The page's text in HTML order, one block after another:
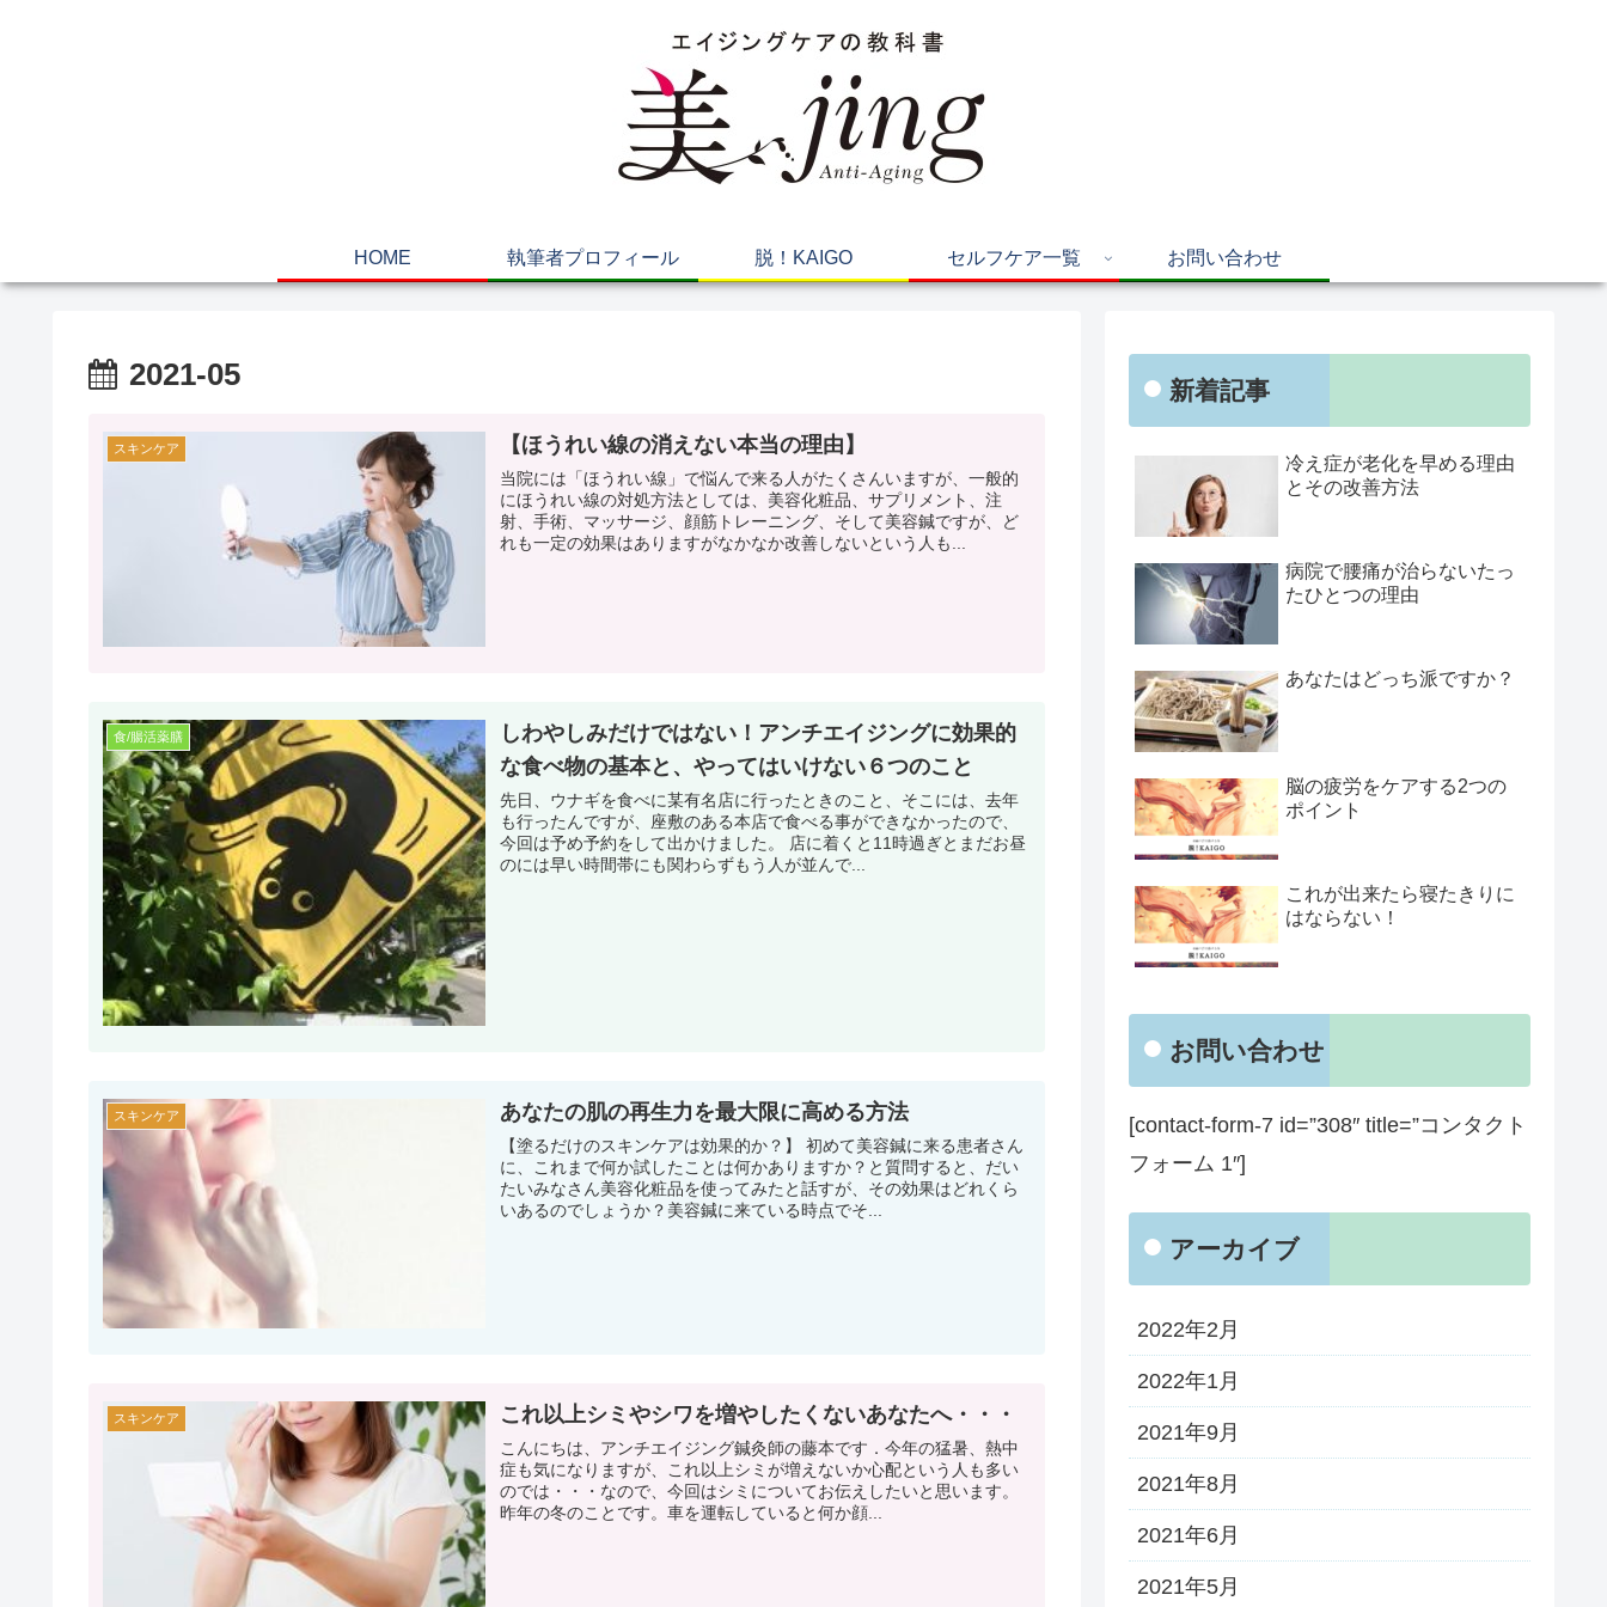
HOME 執筆者プロフィール 脱！KAIGO セルフケア一覧 お問い合わせ
2021-05
スキンケア 【ほうれい線の消えない本当の理由】
当院には「ほうれい線」で悩んで来る人がたくさんいますが、一般的
にほうれい線の対処方法としては、美容化粧品、サプリメント、注
射、手術、マッサージ、顔筋トレーニング、そして美容鍼ですが、ど
れも一定の効果はありますがなかなか改善しないという人も...
食/腸活薬膳
しわやしみだけではない！アンチエイジングに効果的
な食べ物の基本と、やってはいけない６つのこと
先日、ウナギを食べに某有名店に行ったときのこと、そこには、去年
も行ったんですが、座敷のある本店で食べる事ができなかったので、
今回は予め予約をして出かけました。 店に着くと11時過ぎとまだお昼
のには早い時間帯にも関わらずもう人が並んで...
スキンケア あなたの肌の再生力を最大限に高める方法
【塗るだけのスキンケアは効果的か？】 初めて美容鍼に来る患者さん
に、これまで何か試したことは何かありますか？と質問すると、だい
たいみなさん美容化粧品を使ってみたと話すが、その効果はどれくら
いあるのでしょうか？美容鍼に来ている時点でそ...
スキンケア これ以上シミやシワを増やしたくないあなたへ・・・
こんにちは、アンチエイジング鍼灸師の藤本です．今年の猛暑、熱中
症も気になりますが、これ以上シミが増えないか心配という人も多い
のでは・・・なので、今回はシミについてお伝えしたいと思います。
昨年の冬のことです。車を運転していると何か顔...
新着記事
冷え症が老化を早める理由
とその改善方法
病院で腰痛が治らないたっ
たひとつの理由
あなたはどっち派ですか？
脳の疲労をケアする2つの
ポイント
これが出来たら寝たきりに
はならない！
お問い合わせ
[contact-form-7 id=”308″ title=”コンタクト
フォーム 1″]
アーカイブ
2022年2月
2022年1月
2021年9月
2021年8月
2021年6月
2021年5月